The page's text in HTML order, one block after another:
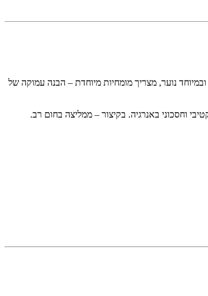
נוער, מצריך מומחיות מיוחדת – הבנה עמוקה של
וחסכוני באנרגיה. בקיצור – ממליצה בחום רב.